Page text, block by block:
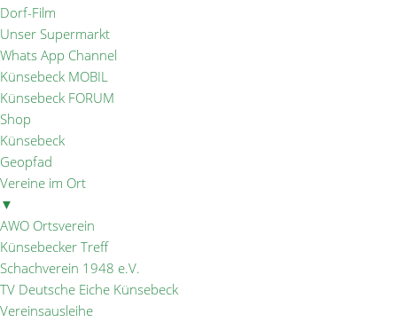
Dorf-Film
Unser Supermarkt
Whats App Channel
Künsebeck MOBIL
Künsebeck FORUM
Shop
Künsebeck
Geopfad
Vereine im Ort
▼
AWO Ortsverein
Künsebecker Treff
Schachverein 1948 e.V.
TV Deutsche Eiche Künsebeck
Vereinsausleihe